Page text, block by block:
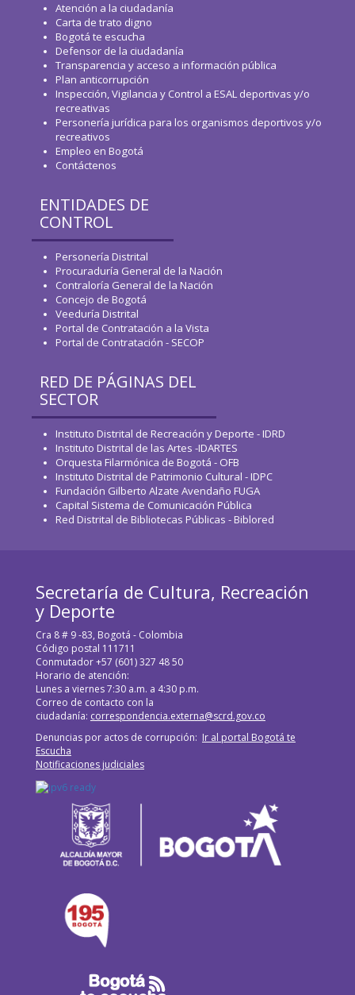
Atención a la ciudadanía
Carta de trato digno
Bogotá te escucha
Defensor de la ciudadanía
Transparencia y acceso a información pública
Plan anticorrupción
Inspección, Vigilancia y Control a ESAL deportivas y/o
recreativas
Personería jurídica para los organismos deportivos y/o
recreativos
Empleo en Bogotá
Contáctenos
ENTIDADES DE
CONTROL
Personería Distrital
Procuraduría General de la Nación
Contraloría General de la Nación
Concejo de Bogotá
Veeduría Distrital
Portal de Contratación a la Vista
Portal de Contratación - SECOP
RED DE PÁGINAS DEL
SECTOR
Instituto Distrital de Recreación y Deporte - IDRD
Instituto Distrital de las Artes -IDARTES
Orquesta Filarmónica de Bogotá - OFB
Instituto Distrital de Patrimonio Cultural - IDPC
Fundación Gilberto Alzate Avendaño FUGA
Capital Sistema de Comunicación Pública
Red Distrital de Bibliotecas Públicas - Biblored
Secretaría de Cultura, Recreación
y Deporte
Cra 8 # 9 -83, Bogotá - Colombia
Código postal 111711
Conmutador +57 (601) 327 48 50
Horario de atención:
Lunes a viernes 7:30 a.m. a 4:30 p.m.
Correo de contacto con la
ciudadanía: correspondencia.externa@scrd.gov.co
Denuncias por actos de corrupción: Ir al portal Bogotá te
Escucha
Notificaciones judiciales